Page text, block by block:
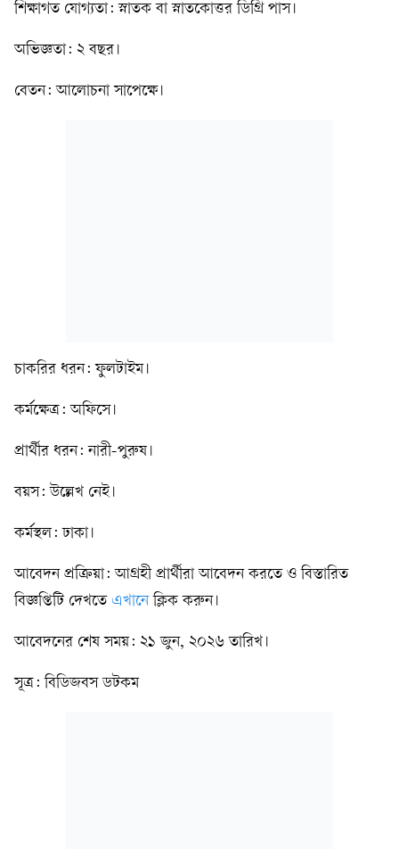
শিক্ষাগত যোগ্যতা: স্নাতক বা স্নাতকোত্তর ডিগ্রি পাস।
অভিজ্ঞতা: ২ বছর।
বেতন: আলোচনা সাপেক্ষে।
চাকরির ধরন: ফুলটাইম।
কর্মক্ষেত্র: অফিসে।
প্রার্থীর ধরন: নারী-পুরুষ।
বয়স: উল্লেখ নেই।
কর্মস্থল: ঢাকা।
আবেদন প্রক্রিয়া: আগ্রহী প্রার্থীরা আবেদন করতে ও বিস্তারিত
বিজ্ঞপ্তিটি দেখতে এখানেক্লিক করুন।
আবেদনের শেষ সময়: ২১ জুন, ২০২৬ তারিখ।
সূত্র: বিডিজবস ডটকম